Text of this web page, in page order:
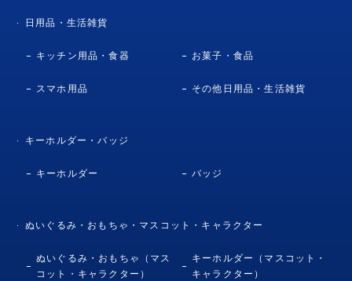
日用品・生活雑貨
キッチン用品・食器 お菓子・食品
スマホ用品 その他日用品・生活雑貨
キーホルダー・バッジ
キーホルダー バッジ
ぬいぐるみ・おもちゃ・マスコット・キャラクター
ぬいぐるみ・おもちゃ（マス
コット・キャラクター）
キーホルダー（マスコット・
キャラクター）